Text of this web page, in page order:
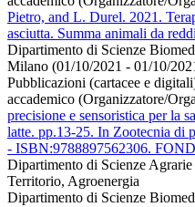
Pietro, and L. Durel. 2021.
asciutta. Summa animali da
Dipartimento di Scienze
Milano (01/10/2021 - 01/10/
Pubblicazioni (cartacee e
accademico (Organizzatore/
precisione e sensoristica per la
latte. pp.13-25. In Zootecnia di
- ISBN:9788897562306.
Dipartimento di Scienze
Territorio, Agroenergia
Dipartimento di Scienze